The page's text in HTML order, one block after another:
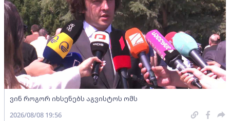
ვინ როგორ იხსენებს აგვისტოს ომს
2026/08/08 19:56